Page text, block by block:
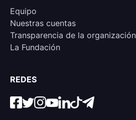
Equipo
Nuestras cuentas
Transparencia de la organización
La Fundación
REDES